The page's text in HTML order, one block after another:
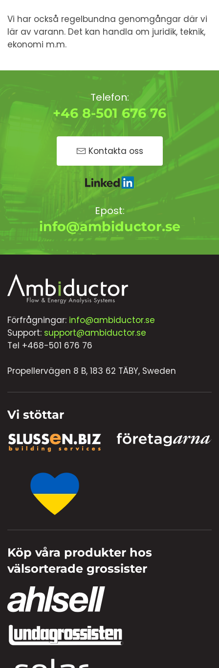
Vi har också regelbundna genomgångar där vi
lär av varann. Det kan handla om juridik, teknik,
ekonomi m.m.
Telefon:
+46 8-501 676 76
Kontakta oss
Epost:
info@ambiductor.se
Förfrågningar: info@ambiductor.se
Support: support@ambiductor.se
Tel +468-501 676 76
Propellervägen 8 B, 183 62 TÄBY, Sweden
Vi stöttar
Köp våra produkter hos
välsorterade grossister